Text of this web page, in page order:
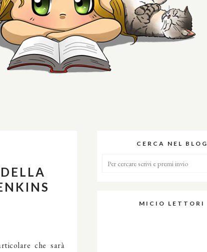
che sarà
CERCA NEL BLOG
MICIO LETTORI